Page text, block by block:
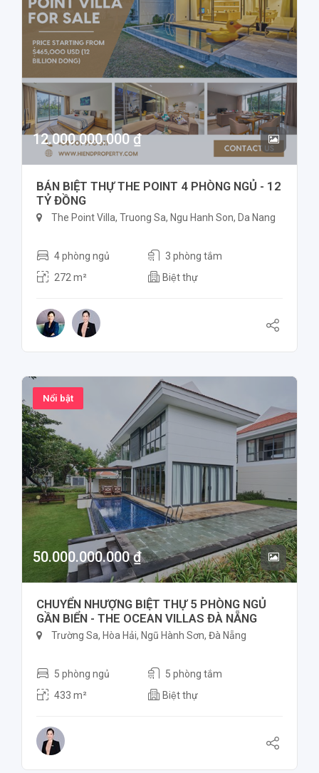
12.000.000.000 ₫
BÁN BIỆT THỰ THE POINT 4 PHÒNG NGỦ - 12
TỶ ĐỒNG
The Point Villa, Truong Sa, Ngu Hanh Son, Da Nang
4 phòng ngủ
3 phòng tắm
272 m²
Biệt thự
Nổi bật
50.000.000.000 ₫
CHUYỂN NHƯỢNG BIỆT THỰ 5 PHÒNG NGỦ
GẦN BIỂN - THE OCEAN VILLAS ĐÀ NẴNG
Trường Sa, Hòa Hải, Ngũ Hành Sơn, Đà Nẵng
5 phòng ngủ
5 phòng tắm
433 m²
Biệt thự